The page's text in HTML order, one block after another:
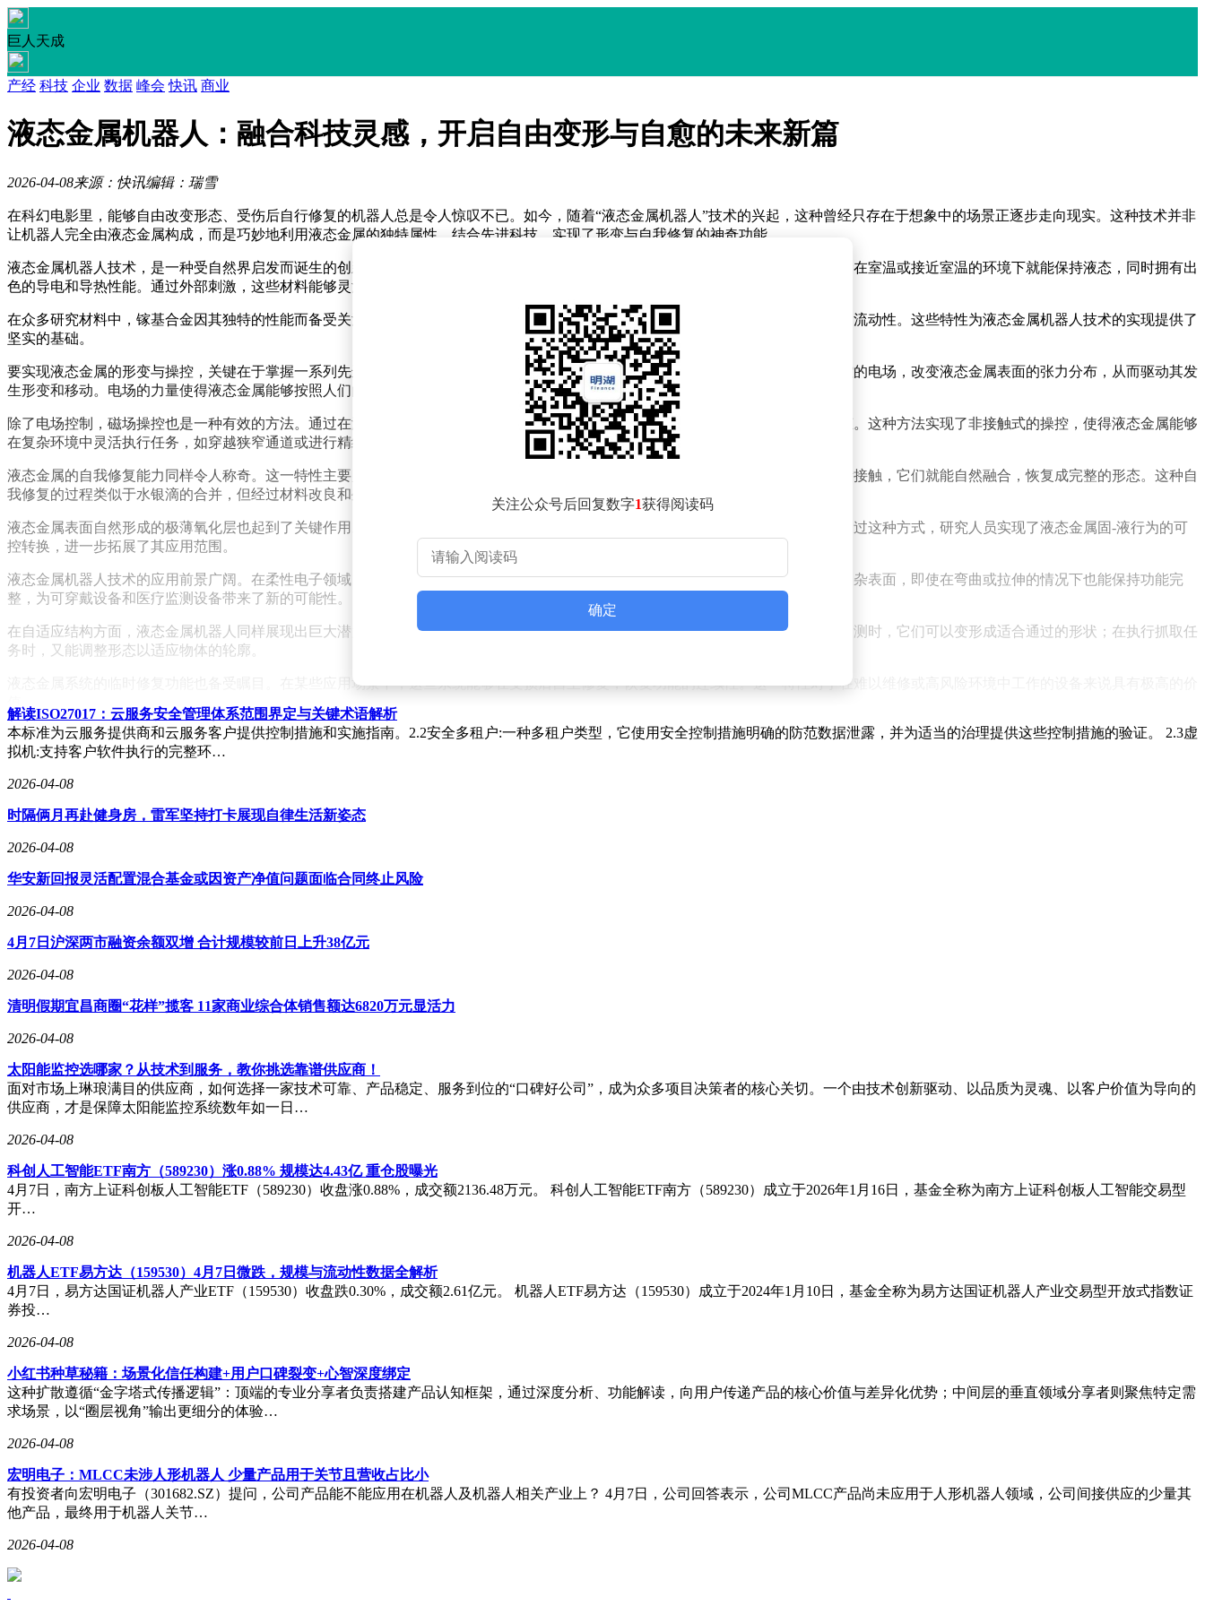
巨人天成
产经 科技 企业 数据 峰会 快讯 商业
液态金属机器人：融合科技灵感，开启自由变形与自愈的未来新篇
2026-04-08来源：快讯编辑：瑞雪
在科幻电影里，能够自由改变形态、受伤后自行修复的机器人总是令人惊叹不已。如今，随着“液态金属机器人”技术的兴起，这种曾经只存在于想象中的场景正逐步走向现实。这种技术并非
让机器人完全由液态金属构成，而是巧妙地利用液态金属的独特属性，结合先进科技，实现了形变与自我修复的神奇功能。
液态金属机器人技术，是一种受自然界启发而诞生的创新工程。它主要依赖于某些金属合金在特定条件下展现出的液态特性。这些合金在室温或接近室温的环境下就能保持液态，同时拥有出
色的导电和导热性能。通过外部刺激，这些材料能够灵活地改变形状、移动位置，甚至完成一些简单的任务。
在众多研究材料中，镓基合金因其独特的性能而备受关注。这类合金具有低熔点和高表面张力的特点，在特定条件下能够展现出非凡的流动性。这些特性为液态金属机器人技术的实现提供了
坚实的基础。
要实现液态金属的形变与操控，关键在于掌握一系列先进技术。其中，电场控制形变技术是一种重要手段。研究人员通过施加精确可控的电场，改变液态金属表面的张力分布，从而驱动其发
生形变和移动。电场的力量使得液态金属能够按照人们的意愿伸展、收缩、分裂或合并，实现形态的自由变换。
除了电场控制，磁场操控也是一种有效的方法。通过在液态金属中掺入磁性颗粒，研究人员可以利用外部磁场来控制其运动轨迹和形态。这种方法实现了非接触式的操控，使得液态金属能够
在复杂环境中灵活执行任务，如穿越狭窄通道或进行精细操作。
液态金属的自我修复能力同样令人称奇。这一特性主要归功于其高表面张力和流动性。当液态金属被分割成两部分时，只要两部分重新接触，它们就能自然融合，恢复成完整的形态。这种自
我修复的过程类似于水银滴的合并，但经过材料改良和外部控制，液态金属能够实现更为复杂的修复功能。
液态金属表面自然形成的极薄氧化层也起到了关键作用。这层氧化层既维持了材料的基本形状，又可以通过电场调节来改变其性质。通过这种方式，研究人员实现了液态金属固-液行为的可
控转换，进一步拓展了其应用范围。
液态金属机器人技术的应用前景广阔。在柔性电子领域，它可用于制造可拉伸电路和柔性传感器等电子元件。这些元件能够适应各种复杂表面，即使在弯曲或拉伸的情况下也能保持功能完
整，为可穿戴设备和医疗监测设备带来了新的可能性。
在自适应结构方面，液态金属机器人同样展现出巨大潜力。在特殊环境中，它们能够根据任务需求改变自身形态。例如，在狭窄空间探测时，它们可以变形成适合通过的形状；在执行抓取任
务时，又能调整形态以适应物体的轮廓。
液态金属系统的临时修复功能也备受瞩目。在某些应用场景中，这些系统能够在受损后自主修复，恢复功能的连续性。这一特性对于在难以维修或高风险环境中工作的设备来说具有极高的价
在微观尺度上，液态金属系统同样能够大显身手。它们可以执行精确的操作，如细胞操纵和微电路修复等。其出色的变形能力使得它们能够适应各种微操作场景，为微观领域的研究和应用提
供了有力支持。
尽管液态金属机器人技术已经取得了显著进展，但仍面临一些挑战。如何进一步完善精确控制方法、提升材料稳定性以及在实际环境中验证其可靠性，都是当前需要解决的问题。然而，随着
材料科学、控制技术和制造工艺的不断进步，我们有理由相信，液态金属机器人技术将在更多领域发挥重要作用，为柔性电子、自适应系统和智能材料等领域开辟新的发展方向。
关注公众号后回复数字1获得阅读码
确定
解读ISO27017：云服务安全管理体系范围界定与关键术语解析
本标准为云服务提供商和云服务客户提供控制措施和实施指南。2.2安全多租户:一种多租户类型，它使用安全控制措施明确的防范数据泄露，并为适当的治理提供这些控制措施的验证。 2.3虚
拟机:支持客户软件执行的完整环…
2026-04-08
时隔俩月再赴健身房，雷军坚持打卡展现自律生活新姿态
2026-04-08
华安新回报灵活配置混合基金或因资产净值问题面临合同终止风险
2026-04-08
4月7日沪深两市融资余额双增 合计规模较前日上升38亿元
2026-04-08
清明假期宜昌商圈“花样”揽客 11家商业综合体销售额达6820万元显活力
2026-04-08
太阳能监控选哪家？从技术到服务，教你挑选靠谱供应商！
面对市场上琳琅满目的供应商，如何选择一家技术可靠、产品稳定、服务到位的“口碑好公司”，成为众多项目决策者的核心关切。一个由技术创新驱动、以品质为灵魂、以客户价值为导向的
供应商，才是保障太阳能监控系统数年如一日…
2026-04-08
科创人工智能ETF南方（589230）涨0.88% 规模达4.43亿 重仓股曝光
4月7日，南方上证科创板人工智能ETF（589230）收盘涨0.88%，成交额2136.48万元。 科创人工智能ETF南方（589230）成立于2026年1月16日，基金全称为南方上证科创板人工智能交易型
开…
2026-04-08
机器人ETF易方达（159530）4月7日微跌，规模与流动性数据全解析
4月7日，易方达国证机器人产业ETF（159530）收盘跌0.30%，成交额2.61亿元。 机器人ETF易方达（159530）成立于2024年1月10日，基金全称为易方达国证机器人产业交易型开放式指数证
券投…
2026-04-08
小红书种草秘籍：场景化信任构建+用户口碑裂变+心智深度绑定
这种扩散遵循“金字塔式传播逻辑”：顶端的专业分享者负责搭建产品认知框架，通过深度分析、功能解读，向用户传递产品的核心价值与差异化优势；中间层的垂直领域分享者则聚焦特定需
求场景，以“圈层视角”输出更细分的体验…
2026-04-08
宏明电子：MLCC未涉人形机器人 少量产品用于关节且营收占比小
有投资者向宏明电子（301682.SZ）提问，公司产品能不能应用在机器人及机器人相关产业上？ 4月7日，公司回答表示，公司MLCC产品尚未应用于人形机器人领域，公司间接供应的少量其
他产品，最终用于机器人关节…
2026-04-08